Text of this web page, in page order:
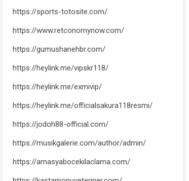
https://sports-totosite.com/
https://www.retconomynow.com/
https://gumushanehbr.com/
https://heylink.me/vipskr118/
https://heylink.me/exmivip/
https://heylink.me/officialsakura118resmi/
https://jodoh88-official.com/
https://musikgalerie.com/author/admin/
https://amasyabocekilaclama.com/